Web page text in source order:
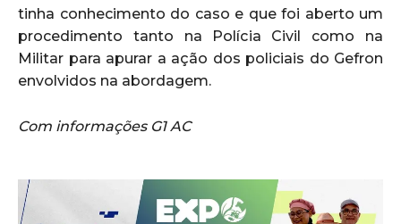
tinha conhecimento do caso e que foi aberto um
procedimento tanto na Polícia Civil como na
Militar para apurar a ação dos policiais do Gefron
envolvidos na abordagem.
Com informações G1 AC